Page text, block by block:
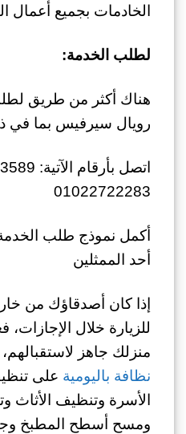
الخادمات بجميع أعمال
لطلب الخدمة:
هناك أكثر من طريق
رويال سيرفيس بما في
01022722283
أكمل نموذج طلب
أحد الممثلين
إذا كان أصدقاؤك من
للزيارة خلال الإجازات،
منزلك جاهز
نظافة باليومية على
الأسرة وتنظيف الأثاث
ومسح أسطح المطبخ